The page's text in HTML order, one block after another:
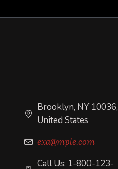
Brooklyn, NY 10036,
United States
exa@mple.com
Call Us: 1-800-123-